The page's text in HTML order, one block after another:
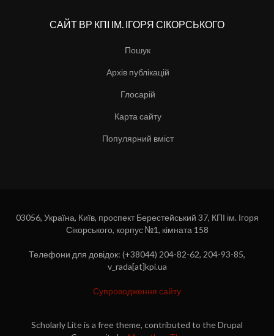
САЙТ ВР КПІ ІМ. ІГОРЯ СІКОРСЬКОГО
Пошук
Архів публікацій
Глосарій
Карта сайту
Популярний вміст
03056, Україна, Київ, проспект Берестейський 37, КПІ ім. Ігоря
Сікорського, корпус №1, кімната 158
Телефони для довідок: (+38044) 204-82-62, 204-93-85,
v_rada[at]kpi.ua
Супроводження сайту
Scholarly Lite is a free theme, contributed to the Drupal